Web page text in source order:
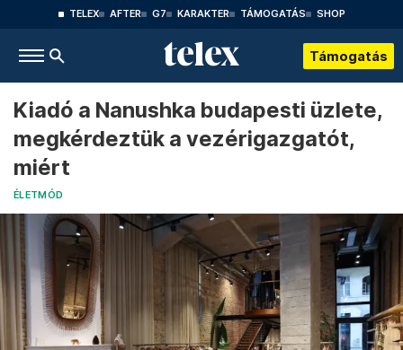
TELEX AFTER G7 KARAKTER TÁMOGATÁS SHOP
Támogatás
Kiadó a Nanushka budapesti üzlete,
megkérdeztük a vezérigazgatót,
miért
ÉLETMÓD